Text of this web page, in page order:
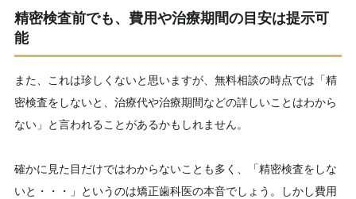
精密検査前でも、費用や治療期間の目安は提示可
能
また、これは珍しくないと思いますが、無料相談の時点では「精
密検査をしないと、治療代や治療期間などの詳しいことはわから
ない」と言われることがあるかもしれません。
確かに見た目だけではわからないことも多く、「精密検査をしな
いと・・・」というのは矯正歯科医の本音でしょう。しかし費用